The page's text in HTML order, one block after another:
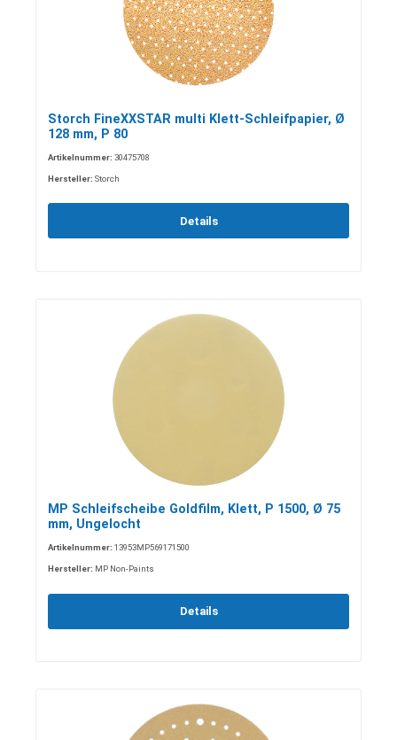
Storch FineXXSTAR multi Klett-Schleifpapier, Ø
128 mm, P 80
Artikelnummer: 30475708
Hersteller: Storch
Details
MP Schleifscheibe Goldfilm, Klett, P 1500, Ø 75
mm, Ungelocht
Artikelnummer: 13953MP569171500
Hersteller: MP Non-Paints
Details